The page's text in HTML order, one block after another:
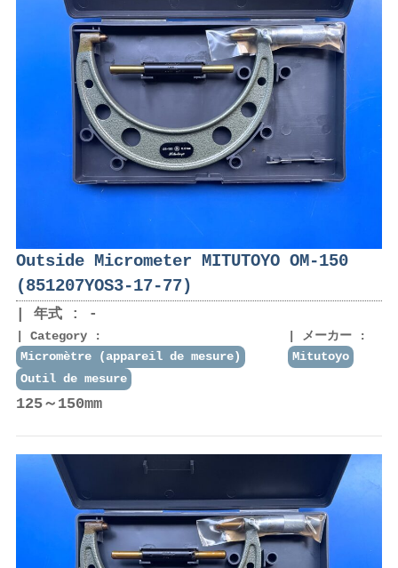
Outside Micrometer MITUTOYO OM-150
(851207YOS3-17-77)
年式 : -
Category :
Micromètre (appareil de mesure)
Outil de mesure
メーカー :
Mitutoyo
125～150mm